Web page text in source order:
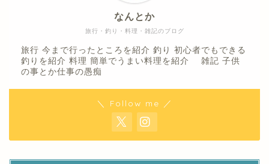
旅行・釣り・料理・雑記のブログ
なんとか
旅行 今まで行ったところを紹介 釣り 初心者でもできる
釣りを紹介 料理 簡単でうまい料理を紹介 雑記 子供
の事とか仕事の愚痴
＼ Follow me ／